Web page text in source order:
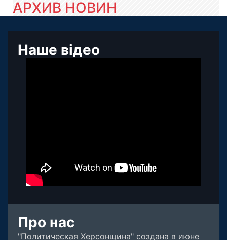
АРХИВ НОВИН
Наше відео
Про нас
"Политическая Херсонщина" создана в июне